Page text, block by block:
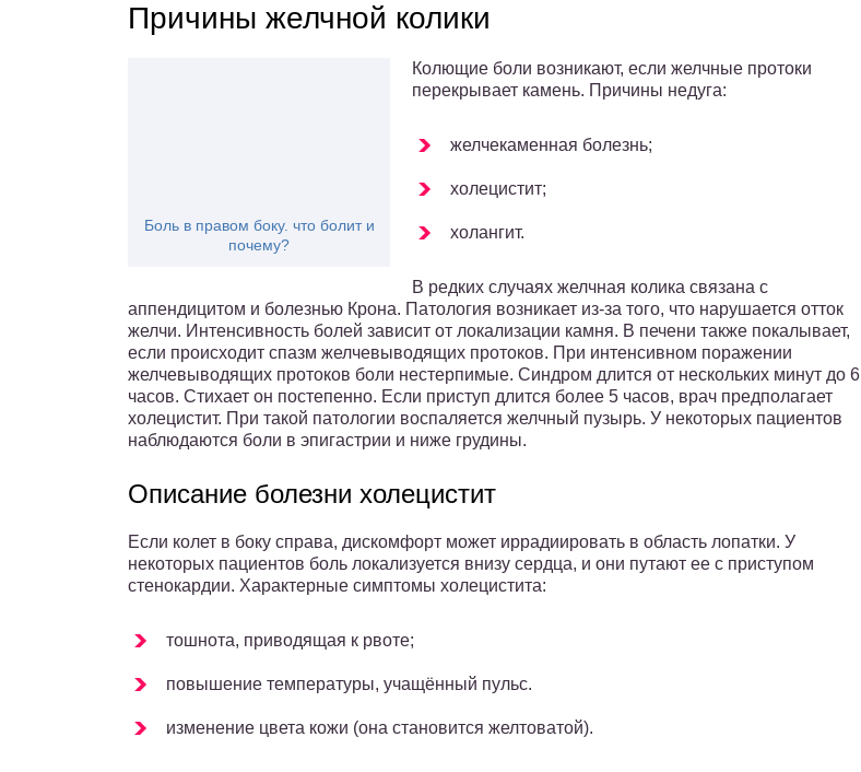
Причины желчной колики
Боль в правом боку. что болит и
почему?
Колющие боли возникают, если желчные протоки
перекрывает камень. Причины недуга:
желчекаменная болезнь;
холецистит;
холангит.
В редких случаях желчная колика связана с
аппендицитом и болезнью Крона. Патология возникает из-за того, что нарушается отток
желчи. Интенсивность болей зависит от локализации камня. В печени также покалывает,
если происходит спазм желчевыводящих протоков. При интенсивном поражении
желчевыводящих протоков боли нестерпимые. Синдром длится от нескольких минут до 6
часов. Стихает он постепенно. Если приступ длится более 5 часов, врач предполагает
холецистит. При такой патологии воспаляется желчный пузырь. У некоторых пациентов
наблюдаются боли в эпигастрии и ниже грудины.
Описание болезни холецистит
Если колет в боку справа, дискомфорт может иррадиировать в область лопатки. У
некоторых пациентов боль локализуется внизу сердца, и они путают ее с приступом
стенокардии. Характерные симптомы холецистита:
тошнота, приводящая к рвоте;
повышение температуры, учащённый пульс.
изменение цвета кожи (она становится желтоватой).